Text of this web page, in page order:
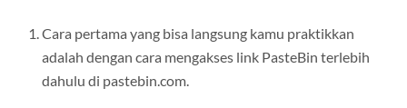
Cara pertama yang bisa langsung kamu praktikkan
adalah dengan cara mengakses link PasteBin terlebih
dahulu di pastebin.com.